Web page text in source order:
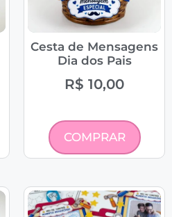
Cesta de Mensagens
Dia dos Pais
R$ 10,00
COMPRAR